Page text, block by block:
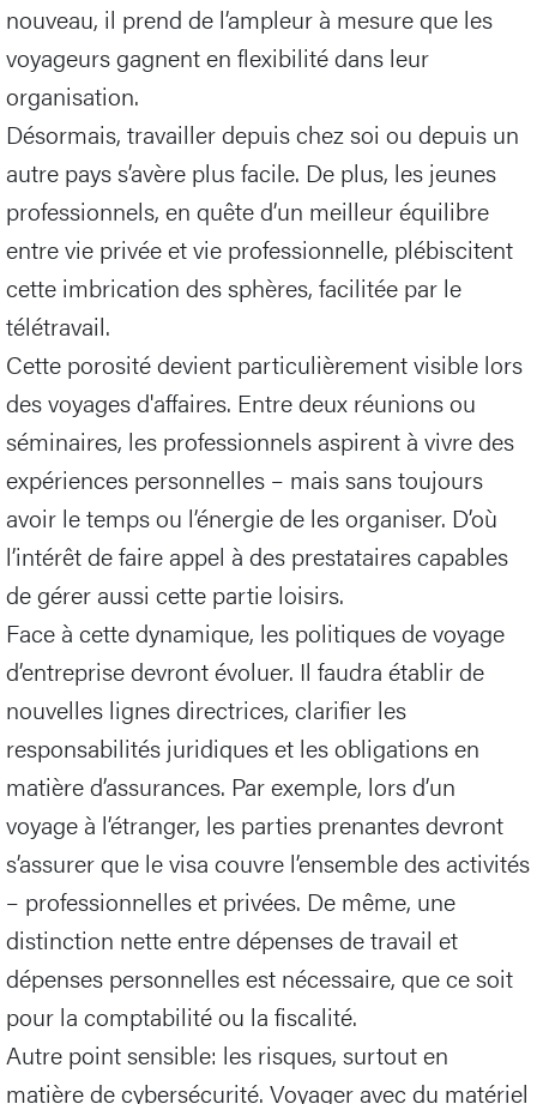
nouveau, il prend de l’ampleur à mesure que les
voyageurs gagnent en flexibilité dans leur
organisation.
Désormais, travailler depuis chez soi ou depuis un
autre pays s’avère plus facile. De plus, les jeunes
professionnels, en quête d’un meilleur équilibre
entre vie privée et vie professionnelle, plébiscitent
cette imbrication des sphères, facilitée par le
télétravail.
Cette porosité devient particulièrement visible lors
des voyages d'affaires. Entre deux réunions ou
séminaires, les professionnels aspirent à vivre des
expériences personnelles – mais sans toujours
avoir le temps ou l’énergie de les organiser. D’où
l’intérêt de faire appel à des prestataires capables
de gérer aussi cette partie loisirs.
Face à cette dynamique, les politiques de voyage
d’entreprise devront évoluer. Il faudra établir de
nouvelles lignes directrices, clarifier les
responsabilités juridiques et les obligations en
matière d’assurances. Par exemple, lors d’un
voyage à l’étranger, les parties prenantes devront
s’assurer que le visa couvre l’ensemble des activités
– professionnelles et privées. De même, une
distinction nette entre dépenses de travail et
dépenses personnelles est nécessaire, que ce soit
pour la comptabilité ou la fiscalité.
Autre point sensible: les risques, surtout en
matière de cybersécurité. Voyager avec du matériel